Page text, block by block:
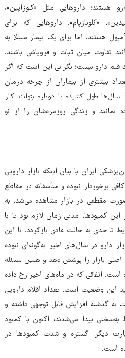
هستند؛ داروهایی مثل «کلوزاپین»،
«کلونازپام». داروهایی که برای
هستند، اما برای یک بیمار مبتلا به
تفاوت میان ثبات و فروپاشی باشند.
قلم دارو نیست؛ نگرانی این است که اگر
بیشتری از بیماران از چرخه درمان
طول کشیده تا دوباره بتوانند کار
بمانند و زندگی روزمره‌شان را از نو
ایران با بیان اینکه بازار دارویی
برخوردار نبوده و متأسفانه در مقاطع
مقطعی در بازار مشاهده می‌شد، به
کمبودها، مدتی زمان لازم بود تا با
تا حدی به حالت عادی بازگردد. با این
دارو در سال‌های اخیر به‌گونه‌ای نبوده
اصلی بازار را پوشش دهد و همین مسئله
اتفاقی که در ماه‌های اخیر رخ داده
این وضعیت است. تعداد اقلام دارویی
به گذشته افزایش قابل توجهی داشته و
پیدا می‌شدند، اکنون با کمبود
دیگر، گستره و شدت کمبودها در
است.